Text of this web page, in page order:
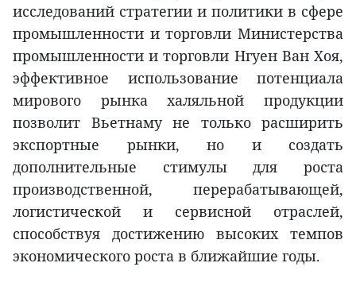
исследований стратегии и политики в сфере
промышленности и торговли Министерства
промышленности и торговли Нгуен Ван Хоя,
эффективное использование потенциала
мирового рынка халяльной продукции
позволит Вьетнаму не только расширить
экспортные рынки, но и создать
дополнительные стимулы для роста
производственной, перерабатывающей,
логистической и сервисной отраслей,
способствуя достижению высоких темпов
экономического роста в ближайшие годы.